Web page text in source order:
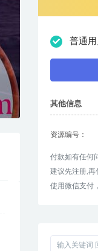
普通
其他信息
资源编号：
付款如有任何
建议先注册,再
使用微信支付